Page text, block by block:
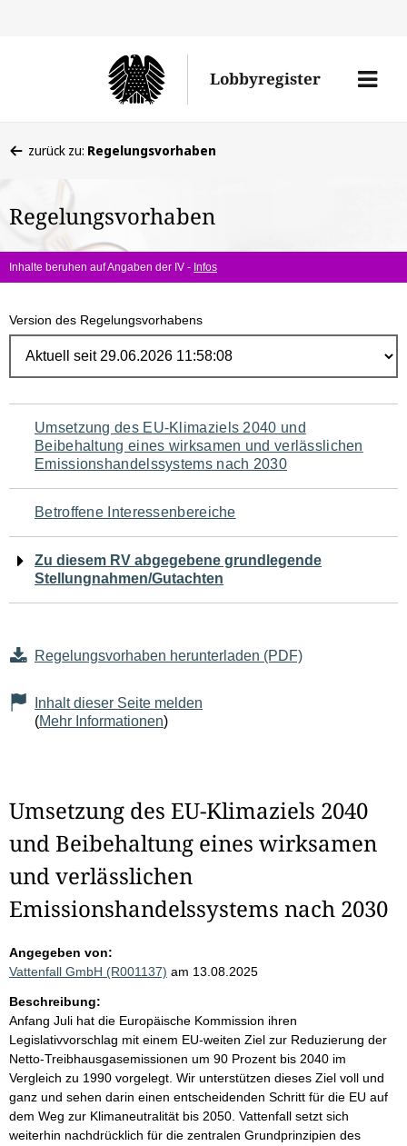
Lobbyregister
Menü
befinden
hier:
zurück zu: Regelungsvorhaben
Regelungsvorhaben
Inhalte beruhen auf Angaben der IV - Infos
Version des Regelungsvorhabens
Navigation
für
den
Seiteninhalt
Umsetzung des EU-Klimaziels 2040 und
Beibehaltung eines wirksamen und verlässlichen
Emissionshandelssystems nach 2030
Betroffene Interessenbereiche
Zu diesem RV abgegebene grundlegende
Stellungnahmen/Gutachten
Regelungsvorhaben herunterladen (PDF)
Inhalt dieser Seite melden
(Mehr Informationen)
Umsetzung des EU-Klimaziels 2040
und Beibehaltung eines wirksamen
und verlässlichen
Emissionshandelssystems nach 2030
Angegeben von:
Vattenfall GmbH (R001137) am 13.08.2025
Beschreibung:
Anfang Juli hat die Europäische Kommission ihren
Legislativvorschlag mit einem EU-weiten Ziel zur Reduzierung der
Netto-Treibhausgasemissionen um 90 Prozent bis 2040 im
Vergleich zu 1990 vorgelegt. Wir unterstützen dieses Ziel voll und
ganz und sehen darin einen entscheidenden Schritt für die EU auf
dem Weg zur Klimaneutralität bis 2050. Vattenfall setzt sich
weiterhin nachdrücklich für die zentralen Grundprinzipien des